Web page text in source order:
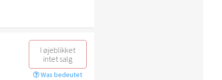
I øjeblikket
intet salg
Was bedeutet